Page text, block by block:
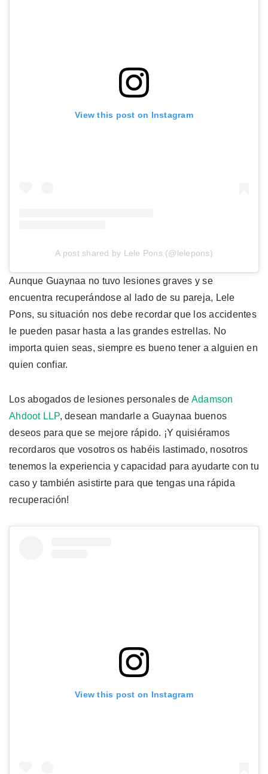
View this post on Instagram
A post shared by Lele Pons (@lelepons)
Aunque Guaynaa no tuvo lesiones graves y se
encuentra recuperándose al lado de su pareja, Lele
Pons, su situación nos debe recordar que los accidentes
le pueden pasar hasta a las grandes estrellas. No
importa quien seas, siempre es bueno tener a alguien en
quien confiar.
Los abogados de lesiones personales de Adamson
Ahdoot LLP, desean mandarle a Guaynaa buenos
deseos para que se mejore rápido. ¡Y quisiéramos
recordaros que vosotros os habéis lastimado, nosotros
tenemos la experiencia y capacidad para ayudarte con tu
caso y también asistirte para que tengas una rápida
recuperación!
View this post on Instagram